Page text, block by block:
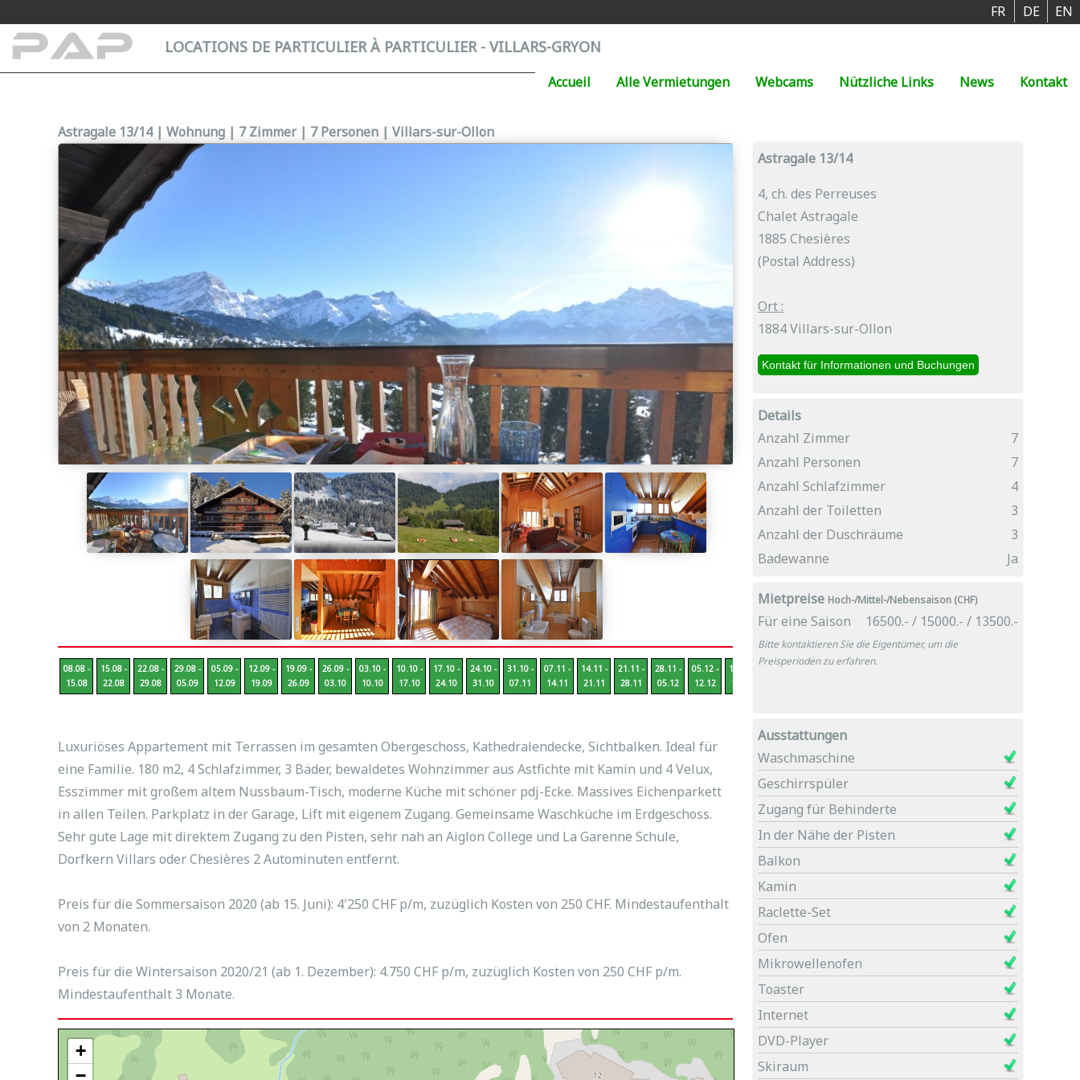
EN
DE
FR
LOCATIONS DE PARTICULIER À PARTICULIER - VILLARS-GRYON
Accueil Alle Vermietungen Webcams Nützliche Links News Kontakt
Astragale 13/14 | Wohnung | 7 Zimmer | 7 Personen | Villars-sur-Ollon
08.08 -
15.08
15.08 -
22.08
22.08 -
29.08
29.08 -
05.09
05.09 -
12.09
12.09 -
19.09
19.09 -
26.09
26.09 -
03.10
03.10 -
10.10
10.10 -
17.10
17.10 -
24.10
24.10 -
31.10
31.10 -
07.11
07.11 -
14.11
14.11 -
21.11
21.11 -
28.11
28.11 -
05.12
05.12 -
12.12
12.12 -
19.12
19.12 -
Luxuriöses Appartement mit Terrassen im gesamten Obergeschoss, Kathedralendecke, Sichtbalken. Ideal für
eine Familie. 180 m2, 4 Schlafzimmer, 3 Bäder, bewaldetes Wohnzimmer aus Astfichte mit Kamin und 4 Velux,
Esszimmer mit großem altem Nussbaum-Tisch, moderne Küche mit schöner pdj-Ecke. Massives Eichenparkett
in allen Teilen. Parkplatz in der Garage, Lift mit eigenem Zugang. Gemeinsame Waschküche im Erdgeschoss.
Sehr gute Lage mit direktem Zugang zu den Pisten, sehr nah an Aiglon College und La Garenne Schule,
Dorfkern Villars oder Chesières 2 Autominuten entfernt.
Preis für die Sommersaison 2020 (ab 15. Juni): 4'250 CHF p/m, zuzüglich Kosten von 250 CHF. Mindestaufenthalt
von 2 Monaten.
Preis für die Wintersaison 2020/21 (ab 1. Dezember): 4.750 CHF p/m, zuzüglich Kosten von 250 CHF p/m.
Mindestaufenthalt 3 Monate.
Astragale 13/14
4, ch. des Perreuses
Chalet Astragale
1885 Chesières
(Postal Address)
Ort :
1884 Villars-sur-Ollon
Details
Anzahl Zimmer
7
Anzahl Personen
7
Anzahl Schlafzimmer
4
Anzahl der Toiletten
3
Anzahl der Duschräume
3
Badewanne
Ja
Mietpreise Hoch-/Mittel-/Nebensaison (CHF)
Für eine Saison 16500.- / 15000.- / 13500.-
Bitte kontaktieren Sie die Eigentümer, um die
Preisperioden zu erfahren.
Ausstattungen
Waschmaschine
Geschirrspüler
Zugang für Behinderte
In der Nähe der Pisten
Balkon
Kamin
Raclette-Set
Ofen
Mikrowellenofen
Toaster
Internet
DVD-Player
Skiraum